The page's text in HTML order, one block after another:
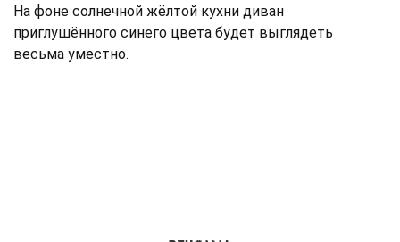
На фоне солнечной жёлтой кухни диван
приглушённого синего цвета будет выглядеть
весьма уместно.